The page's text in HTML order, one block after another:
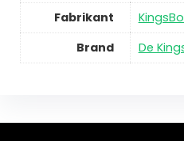
Fabrikant
Brand
De